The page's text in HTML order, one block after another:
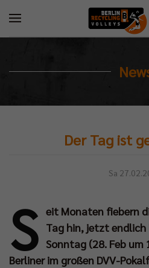
Der Tag ist
Sa
S eit Monaten fiebern
Tag hin, jetzt endlich
Sonntag (28. Feb
Berliner im großen DVV-